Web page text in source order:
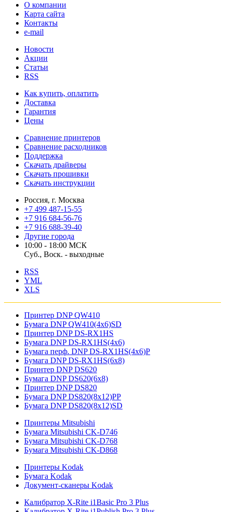
О компании
Карта сайта
Контакты
e-mail
Новости
Акции
Статьи
RSS
Как купить, оплатить
Доставка
Гарантия
Цены
Сравнение принтеров
Сравнение расходников
Поддержка
Скачать драйверы
Скачать прошивки
Скачать инструкции
Россия, г. Москва
+7 499 487-15-55
+7 916 684-56-76
+7 916 688-39-40
Другие города
10:00 - 18:00 МСК
Суб., Воск. - выходные
RSS
YML
XLS
Принтер DNP QW410
Бумага DNP QW410(4x6)SD
Принтер DNP DS-RX1HS
Бумага DNP DS-RX1HS(4x6)
Бумага перф. DNP DS-RX1HS(4x6)P
Бумага DNP DS-RX1HS(6x8)
Принтер DNP DS620
Бумага DNP DS620(6x8)
Принтер DNP DS820
Бумага DNP DS820(8x12)PP
Бумага DNP DS820(8x12)SD
Принтеры Mitsubishi
Бумага Mitsubishi CK-D746
Бумага Mitsubishi CK-D768
Бумага Mitsubishi CK-D868
Принтеры Kodak
Бумага Kodak
Документ-сканеры Kodak
Калибратор X-Rite i1Basic Pro 3 Plus